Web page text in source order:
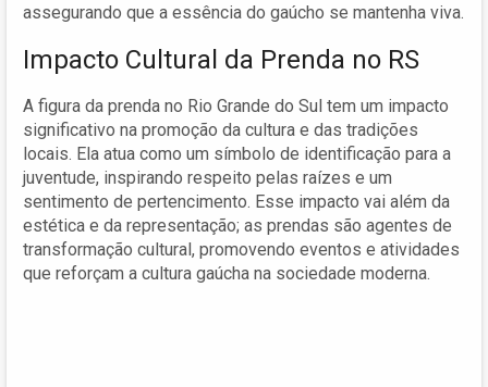
assegurando que a essência do gaúcho se mantenha viva.
Impacto Cultural da Prenda no RS
A figura da prenda no Rio Grande do Sul tem um impacto
significativo na promoção da cultura e das tradições
locais. Ela atua como um símbolo de identificação para a
juventude, inspirando respeito pelas raízes e um
sentimento de pertencimento. Esse impacto vai além da
estética e da representação; as prendas são agentes de
transformação cultural, promovendo eventos e atividades
que reforçam a cultura gaúcha na sociedade moderna.